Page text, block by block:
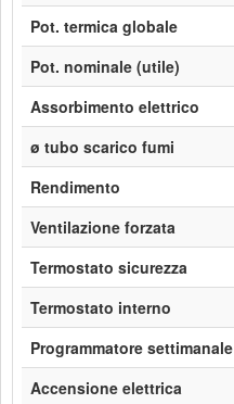
Pot. termica globale
Pot. nominale (utile)
Assorbimento elettrico
ø tubo scarico fumi
Rendimento
Ventilazione forzata
Termostato sicurezza
Termostato interno
Programmatore settimanale
Accensione elettrica